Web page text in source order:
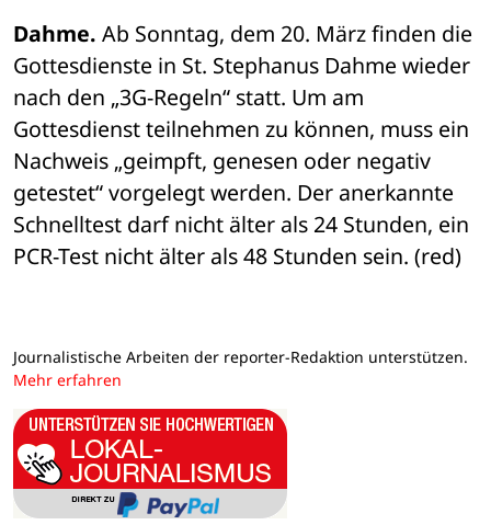
Dahme. Ab Sonntag, dem 20. März finden die
Gottesdienste in St. Stephanus Dahme wieder
nach den „3G-Regeln“ statt. Um am
Gottesdienst teilnehmen zu können, muss ein
Nachweis „geimpft, genesen oder negativ
getestet“ vorgelegt werden. Der anerkannte
Schnelltest darf nicht älter als 24 Stunden, ein
PCR-Test nicht älter als 48 Stunden sein. (red)
Journalistische Arbeiten der reporter-Redaktion unterstützen.
Mehr erfahren